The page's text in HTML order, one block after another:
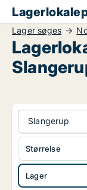
Lager søges
Slangerup
Lager
Størrelse